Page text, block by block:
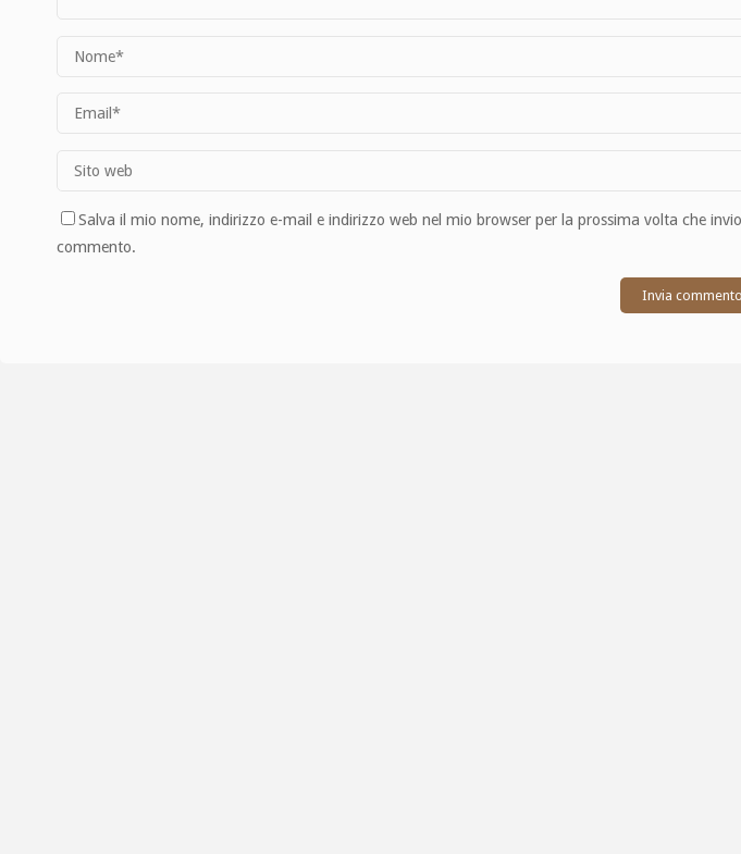
Salva il mio nome, indirizzo e-mail e indirizzo web nel mio browser per la prossima volta che
commento.